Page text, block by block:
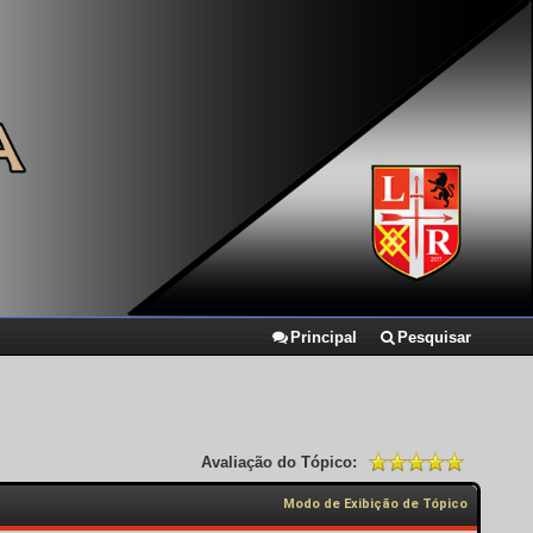
Principal Pesquisar
Avaliação do Tópico:
Modo de Exibição de Tópico